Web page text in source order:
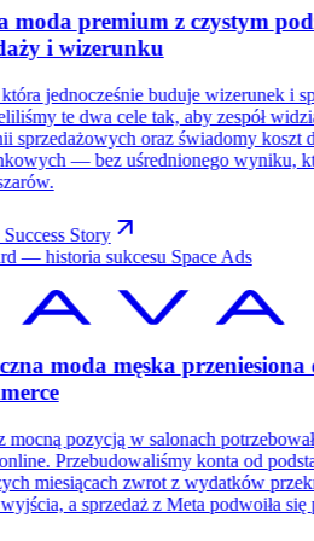
moda premium z czystym
i wizerunku
jednocześnie buduje wizerunek i
te dwa cele tak, aby zespół
sprzedażowych oraz świadomy koszt
— bez uśrednionego wyniku,
Story
moda męska przeniesiona
mocną pozycją w salonach
online. Przebudowaliśmy konta od
miesiącach zwrot z wydatków
a sprzedaż z Meta podwoiła